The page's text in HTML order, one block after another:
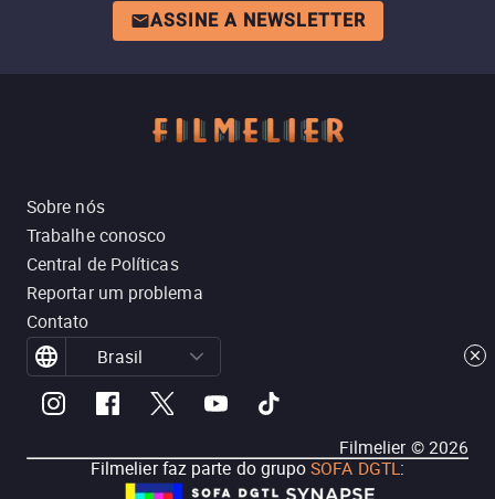
ASSINE A NEWSLETTER
Sobre nós
Trabalhe conosco
Central de Políticas
Reportar um problema
Contato
Brasil
Filmelier ©2026
Filmelier faz parte do grupoSOFA DGTL: